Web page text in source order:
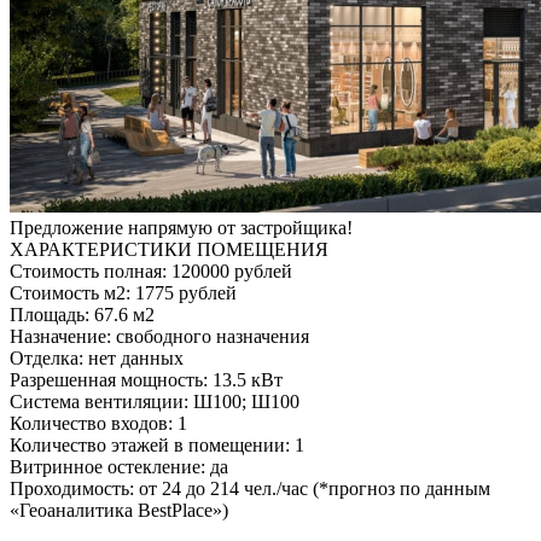
Предложение напрямую от застройщика!
ХАРАКТЕРИСТИКИ ПОМЕЩЕНИЯ
Стоимость полная: 120000 рублей
Стоимость м2: 1775 рублей
Площадь: 67.6 м2
Назначение: свободного назначения
Отделка: нет данных
Разрешенная мощность: 13.5 кВт
Система вентиляции: Ш100; Ш100
Количество входов: 1
Количество этажей в помещении: 1
Витринное остекление: да
Проходимость: от 24 до 214 чел./час (*прогноз по данным
«Геоаналитика BestPlace»)